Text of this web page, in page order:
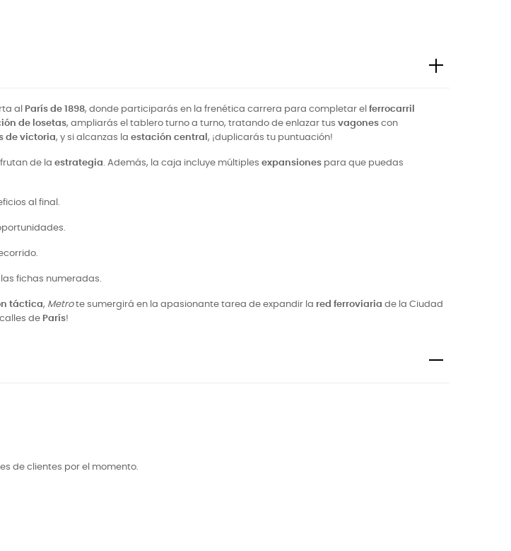
al París de 1898, donde participarás en la frenética carrera para completar el ferrocarril
de losetas, ampliarás el tablero turno a turno, tratando de enlazar tus vagones con
de victoria, y si alcanzas la estación central , ¡duplicarás tu puntuación!
de la estrategia. Además, la caja incluye múltiples expansiones para que puedas
al final.
fichas numeradas.
táctica, Metrote sumergirá en la apasionante tarea de expandir la red ferroviaria de la Ciudad
de París!
de clientes por el momento.